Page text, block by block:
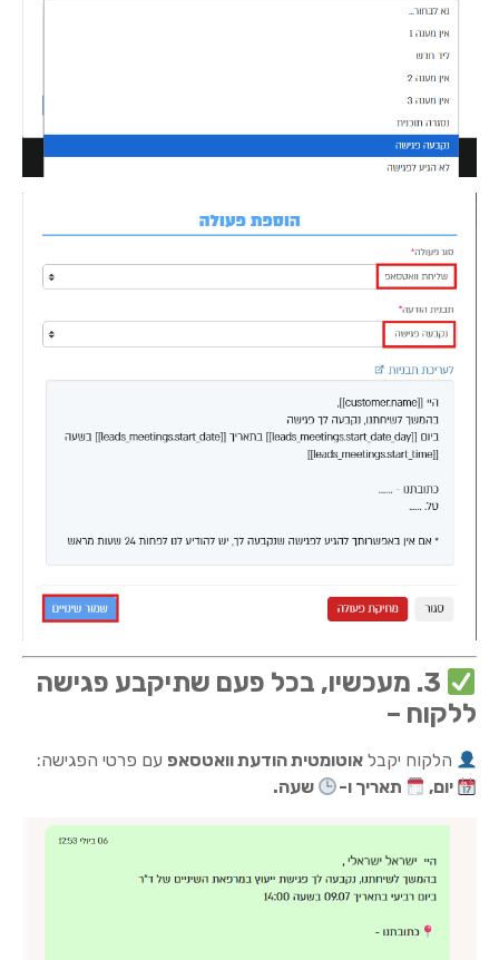
3. מעכשיו, בכל פעם שתיקבע פגישה
ללקוח –
הלקוח יקבלאוטומטית הודעת וואטסאפ עם פרטי הפגישה:
יום,
תאריך ו- שעה.